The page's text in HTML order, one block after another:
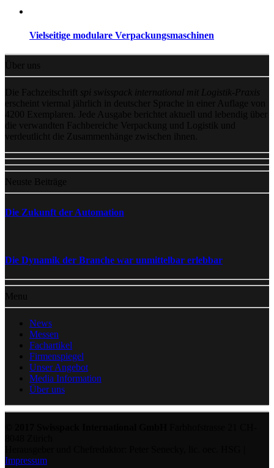
Vielseitige modulare Verpackungsmaschinen
Über uns
Die Fachzeitschrift
spi swisspack international mit Logistik-Praxis
erscheint viermal jährlich in deutscher Sprache in einer Auflage von
4200 Exemplaren. Jede Ausgabe berichtet aktuell und lebendig über
die verwandten Fachbereiche Verpackung und Logistik und
verdeutlicht die Zusammenhänge zwischen ihnen.
Neuste Beiträge
Die Zukunft der Automation
Die Dynamik der Branche war unmittelbar erlebbar
Menu
News
Messen
Fachartikel
Firmenspiegel
Unser Angebot
Media Information
Über uns
Impressum